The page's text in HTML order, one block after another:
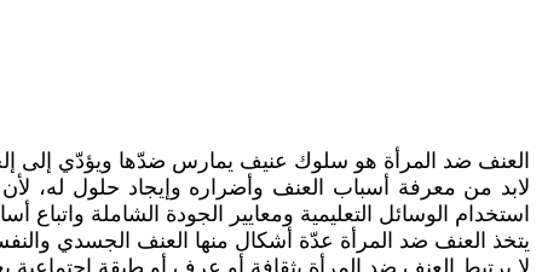
العنف ضد المرأة هو سلوك عنيف يمارس ضدّها ويؤدّي إلى
لابد من معرفة أسباب العنف وأضراره وإيجاد حلول له،
استخدام الوسائل التعليمية ومعايير الجودة الشاملة
يتخذ العنف ضد المرأة عدّة أشكال منها العنف الجسدي